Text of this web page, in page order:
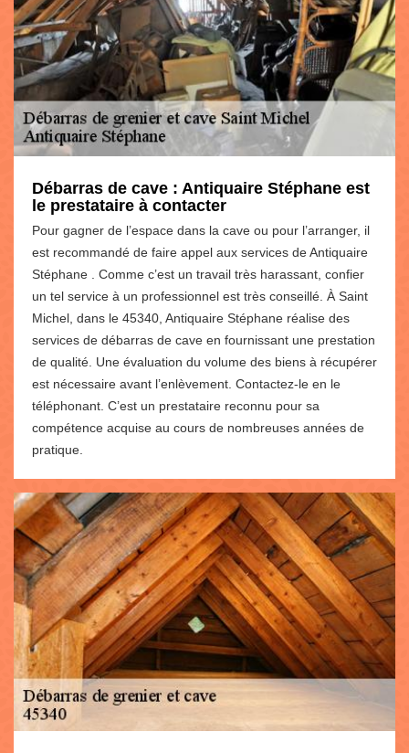
Débarras de cave : Antiquaire Stéphane est
le prestataire à contacter
Pour gagner de l’espace dans la cave ou pour l’arranger, il
est recommandé de faire appel aux services de Antiquaire
Stéphane . Comme c’est un travail très harassant, confier
un tel service à un professionnel est très conseillé. À Saint
Michel, dans le 45340, Antiquaire Stéphane réalise des
services de débarras de cave en fournissant une prestation
de qualité. Une évaluation du volume des biens à récupérer
est nécessaire avant l’enlèvement. Contactez-le en le
téléphonant. C’est un prestataire reconnu pour sa
compétence acquise au cours de nombreuses années de
pratique.